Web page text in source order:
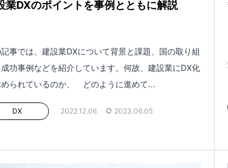
業DXのポイントを事例とともに解説
記事では、建設業DXについて背景と課題、国の取り組
功事例などを紹介しています。何故、建設業にDX化
られているのか、 どのように進めて...
DX 2022.12.06 2023.06.05